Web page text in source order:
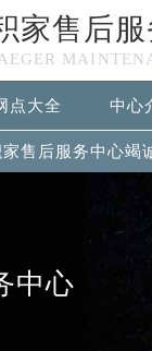
家售后
点大全 中心
家售后服务中心竭
中心